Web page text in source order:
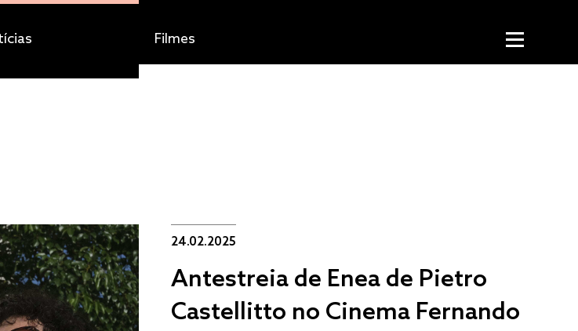
Filmes
24.02.2025
Antestreia de Enea de Pietro
Castellitto no Cinema Fernando